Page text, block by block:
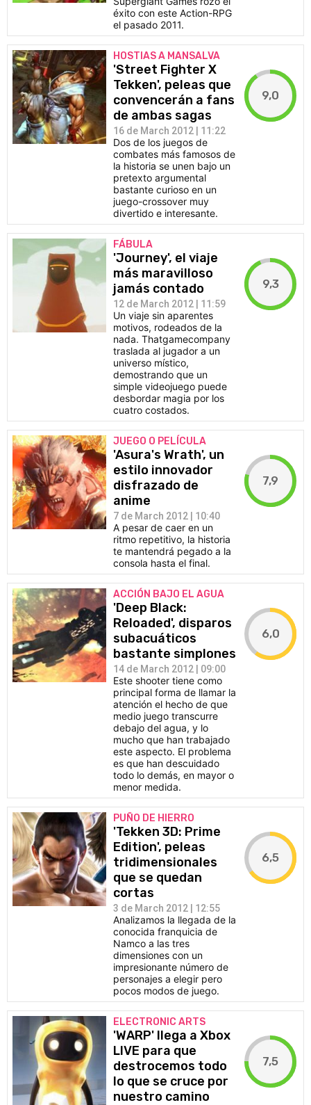
éxito con este Action-RPG
el pasado 2011.
HOSTIAS A MANSALVA
'Street Fighter X
Tekken', peleas que
convencerán a fans
de ambas sagas
16 de March 2012 | 11:22
Dos de los juegos de
combates más famosos de
la historia se unen bajo un
pretexto argumental
bastante curioso en un
juego-crossover muy
divertido e interesante.
9,0
FÁBULA
'Journey', el viaje
más maravilloso
jamás contado
12 de March 2012 | 11:59
Un viaje sin aparentes
motivos, rodeados de la
nada. Thatgamecompany
traslada al jugador a un
universo místico,
demostrando que un
simple videojuego puede
desbordar magia por los
cuatro costados.
9,3
JUEGO O PELÍCULA
'Asura's Wrath', un
estilo innovador
disfrazado de
anime
7 de March 2012 | 10:40
A pesar de caer en un
ritmo repetitivo, la historia
te mantendrá pegado a la
consola hasta el final.
7,9
ACCIÓN BAJO EL AGUA
'Deep Black:
Reloaded', disparos
subacuáticos
bastante simplones
14 de March 2012 | 09:00
Este shooter tiene como
principal forma de llamar la
atención el hecho de que
medio juego transcurre
debajo del agua, y lo
mucho que han trabajado
este aspecto. El problema
es que han descuidado
todo lo demás, en mayor o
menor medida.
6,0
PUÑO DE HIERRO
'Tekken 3D: Prime
Edition', peleas
tridimensionales
que se quedan
cortas
3 de March 2012 | 12:55
Analizamos la llegada de la
conocida franquicia de
Namco a las tres
dimensiones con un
impresionante número de
personajes a elegir pero
pocos modos de juego.
6,5
ELECTRONIC ARTS
'WARP' llega a Xbox
LIVE para que
destrocemos todo
lo que se cruce por
nuestro camino
7,5